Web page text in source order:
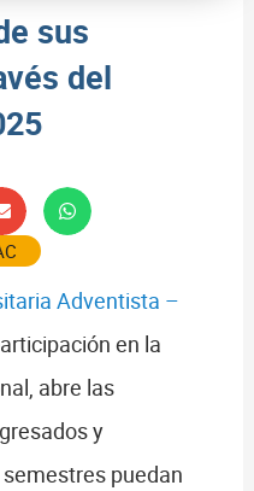
sus
del
Adventista –
en la
abre las
y
puedan